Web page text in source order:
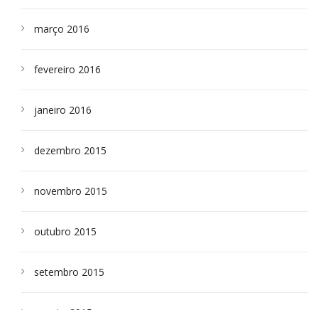
março 2016
fevereiro 2016
janeiro 2016
dezembro 2015
novembro 2015
outubro 2015
setembro 2015